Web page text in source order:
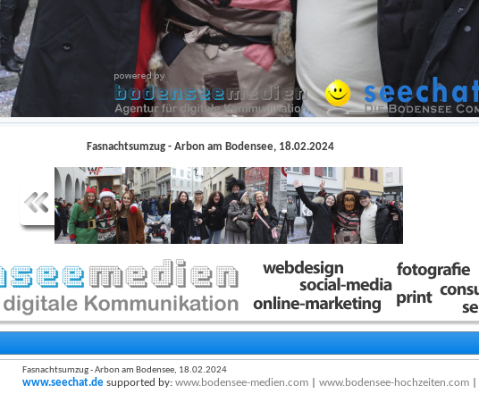
Fasnachtsumzug - Arbon am Bodensee, 18.02.2024
Fasnachtsumzug - Arbon am Bodensee, 18.02.2024
www.seechat.de supported by: www.bodensee-medien.com www.bodensee-hochzeiten.com